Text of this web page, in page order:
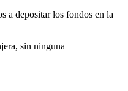
a depositar los fondos en la
sin ninguna